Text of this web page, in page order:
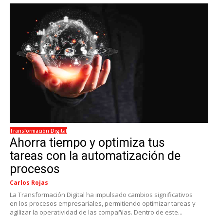
Transformación Digital
Ahorra tiempo y optimiza tus
tareas con la automatización de
procesos
Carlos Rojas
La Transformación Digital ha impulsado cambios significativos
en los procesos empresariales, permitiendo optimizar tareas y
agilizar la operatividad de las compañías. Dentro de este...